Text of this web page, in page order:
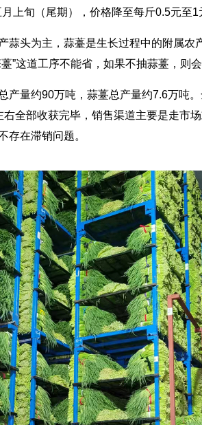
上旬（尾期），价格降至每斤0.5元至1
为主，蒜薹是生长过程中的附属农
”这道工序不能省，如果不抽蒜薹，则
量约90万吨，蒜薹总产量约7.6万吨。
全部收获完毕，销售渠道主要是走市
存在滞销问题。